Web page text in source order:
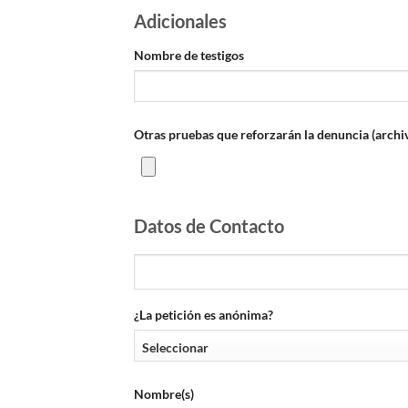
Adicionales
Nombre de testigos
Otras pruebas que reforzarán la denuncia
Datos de Contacto
¿La petición es anónima?
Nombre(s)